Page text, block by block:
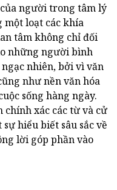
người trong tâm lý
một loạt các khía
tâm không chỉ đối
những người bình
nhiên, bởi vì văn
như nền văn hóa
sống hàng ngày.
chính xác các từ và cử
hiểu biết sâu sắc về
lời góp phần vào